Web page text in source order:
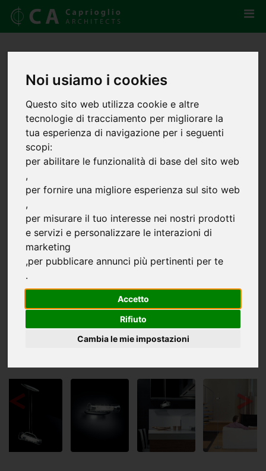
Noi usiamo i cookies
Questo sito web utilizza cookie e altre
tecnologie di tracciamento per migliorare la
tua esperienza di navigazione per i seguenti
scopi:
per abilitare le funzionalità di base del sito web
,
per fornire una migliore esperienza sul sito web
,
per misurare il tuo interesse nei nostri prodotti
e servizi e personalizzare le interazioni di
marketing
,per pubblicare annunci più pertinenti per te
.
Accetto
Rifiuto
Cambia le mie impostazioni
< >